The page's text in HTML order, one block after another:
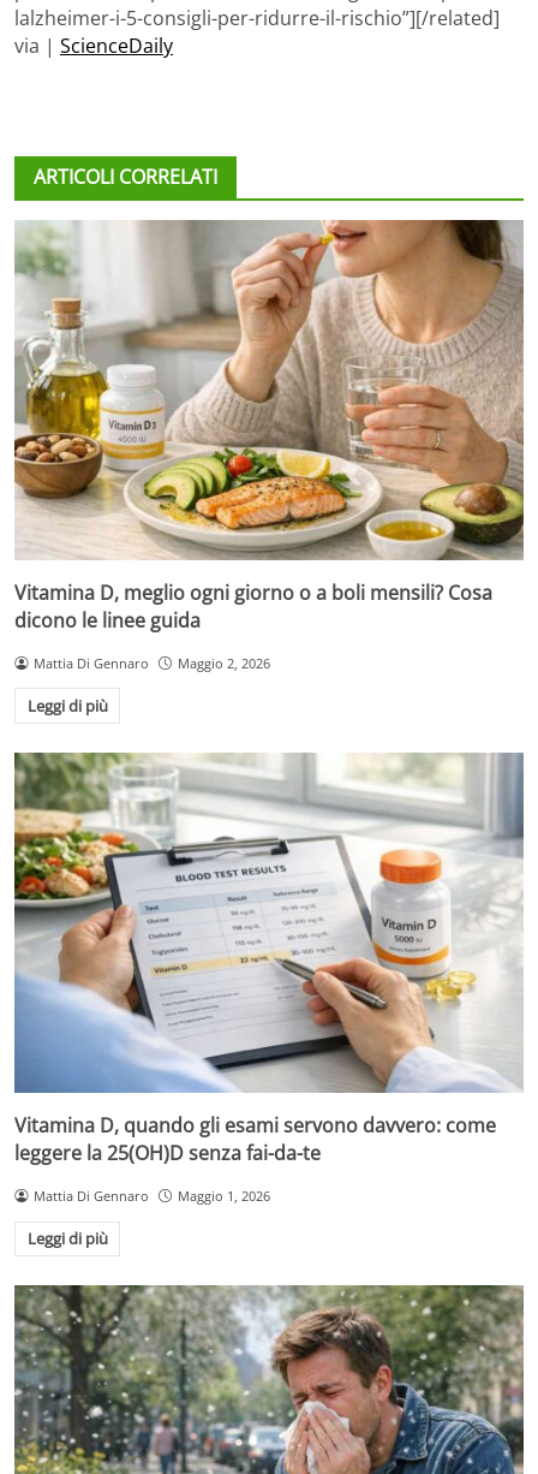
lalzheimer-i-5-consigli-per-ridurre-il-rischio”][/related]
via | ScienceDaily
ARTICOLI CORRELATI
Vitamina D, meglio ogni giorno o a boli mensili? Cosa
dicono le linee guida
Mattia Di Gennaro Maggio 2, 2026
Leggi di più
Vitamina D, quando gli esami servono davvero: come
leggere la 25(OH)D senza fai-da-te
Mattia Di Gennaro Maggio 1, 2026
Leggi di più